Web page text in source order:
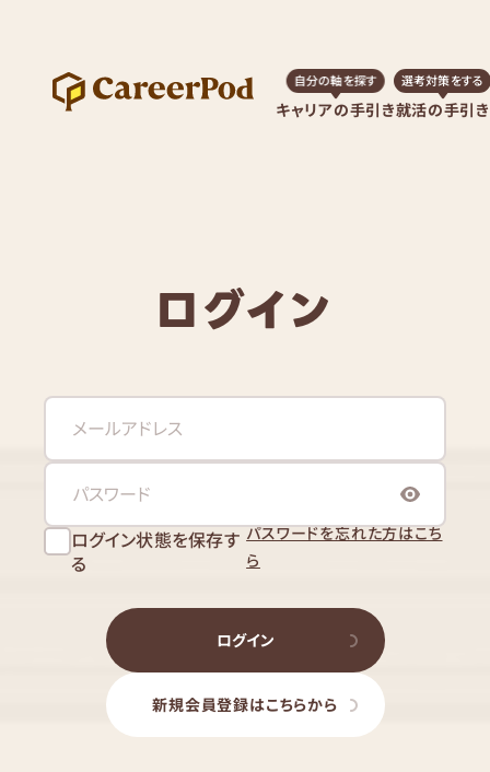
キャリアの手引き
自分の軸を探す
就活の手引き
選考対策をする
ログイン
ログイン状態を保存す
る
パスワードを忘れた方はこち
ら
ログイン
新規会員登録はこちらから